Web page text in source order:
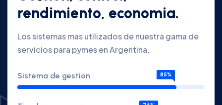
rendimiento, economia.
Los sistemas mas utilizados de nuestra gama de
servicios para pymes en Argentina.
Sistema de gestion 85%